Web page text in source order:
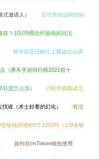
邀请人） 宝可梦传说阿尔宙
跌？10U币圈合约最稳的玩法
和平精英压枪往上飘该怎么调
（赛车手游排行榜2021前十
盟怎么加） cf机甲撕裂者怎
谁（术士好看的幻化） 有没
敏地府能秒5个1000吗（109全敏
如何在imToken钱包使用